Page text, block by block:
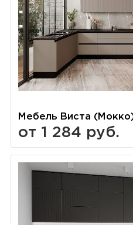
Мебель Виста
от 1 284 руб.